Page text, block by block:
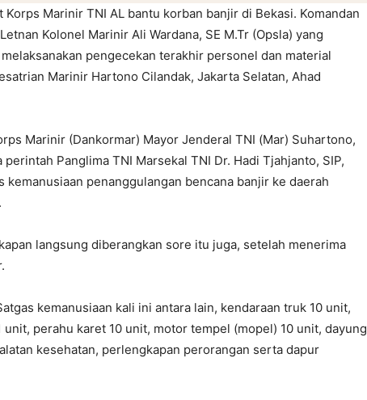
Korps Marinir TNI AL bantu korban banjir di Bekasi. Komandan
Kolonel Marinir Ali Wardana, SE M.Tr (Opsla) yang
pengecekan terakhir personel dan material
Marinir Hartono Cilandak, Jakarta Selatan, Ahad
Marinir (Dankormar) Mayor Jenderal TNI (Mar) Suhartono,
Panglima TNI Marsekal TNI Dr. Hadi Tjahjanto, SIP,
kemanusiaan penanggulangan bencana banjir ke daerah
langsung diberangkan sore itu juga, setelah menerima
kemanusiaan kali ini antara lain, kendaraan truk 10 unit,
unit, perahu karet 10 unit, motor tempel (mopel) 10 unit, dayung
kesehatan, perlengkapan perorangan serta dapur